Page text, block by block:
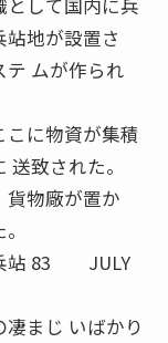
地が設置さ
ムが作られ
に物資が集積
致された。
貨物廠が置か
兵站 83 JULY
まじ いばかり